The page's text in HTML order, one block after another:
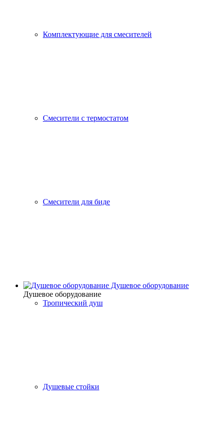
Комплектующие для смесителей
Смесители с термостатом
Смесители для биде
Душевое оборудование
Душевое оборудование
Тропический душ
Душевые стойки